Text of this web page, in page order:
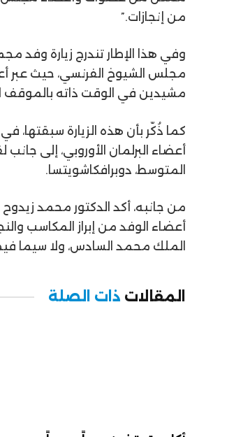
من إنجازات.”
وفي هذا الإطار تندرج زيارة وفد
مجلس الشيوخ الفرنسي، حيث عبر
مشيدين في الوقت ذاته بالموقف
كما ذُكّر بأن هذه الزيارة سبقتها،
أعضاء البرلمان الأوروبي، إلى
المتوسط، دوبرافكا شويتسا .
من جانبه، أكد الدكتور محمد زيدوح
أعضاء الوفد من إبراز المكاسب
الملك محمد السادس، ولا سيما
المقالات ذات الصلة